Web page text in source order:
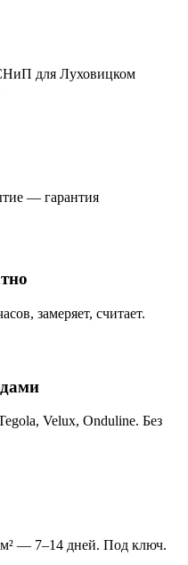
для Луховицком
— гарантия
замеряет, считает.
Velux, Onduline. Без
— 7–14 дней. Под ключ.